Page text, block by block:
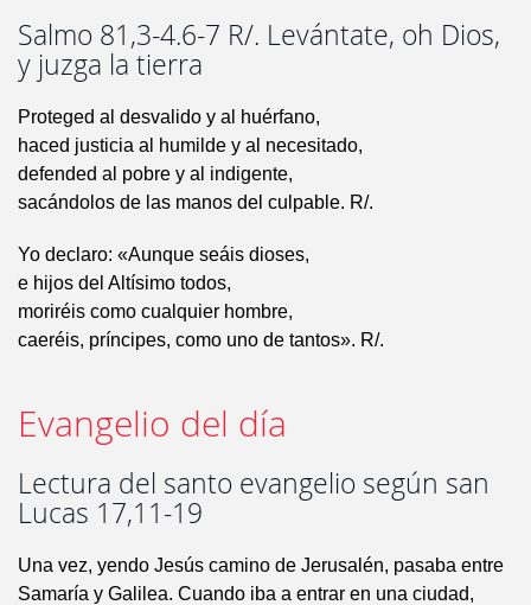
Salmo 81,3-4.6-7 R/. Levántate, oh Dios,
y juzga la tierra
Proteged al desvalido y al huérfano,
haced justicia al humilde y al necesitado,
defended al pobre y al indigente,
sacándolos de las manos del culpable. R/.
Yo declaro: «Aunque seáis dioses,
e hijos del Altísimo todos,
moriréis como cualquier hombre,
caeréis, príncipes, como uno de tantos». R/.
Evangelio del día
Lectura del santo evangelio según san
Lucas 17,11-19
Una vez, yendo Jesús camino de Jerusalén, pasaba entre
Samaría y Galilea. Cuando iba a entrar en una ciudad,